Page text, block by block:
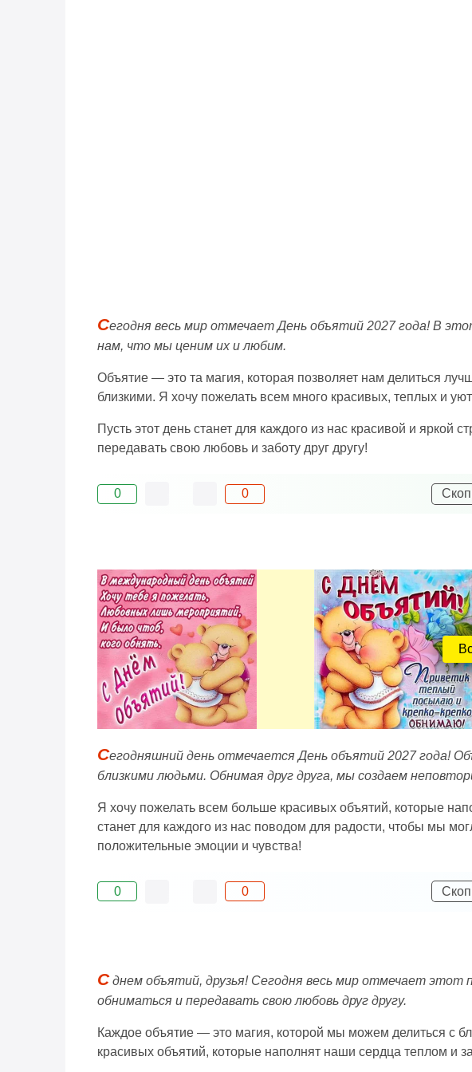
Сегодня весь мир отмечает День объятий 2027 года! В
нам, что мы ценим их и любим.
Объятие — это та магия, которая позволяет нам делиться
близкими. Я хочу пожелать всем много красивых, теплых и
Пусть этот день станет для каждого из нас красивой и
передавать свою любовь и заботу друг другу!
0 0
Сегодняшний день отмечается День объятий 2027 года!
близкими людьми. Обнимая друг друга, мы создаем
Я хочу пожелать всем больше красивых объятий, которые
станет для каждого из нас поводом для радости, чтобы мы
положительные эмоции и чувства!
0 0
Сднем объятий, друзья! Сегодня весь мир отмечает этот
обниматься и передавать свою любовь друг другу.
Каждое объятие — это магия, которой мы можем делиться с
красивых объятий, которые наполнят наши сердца теплом и